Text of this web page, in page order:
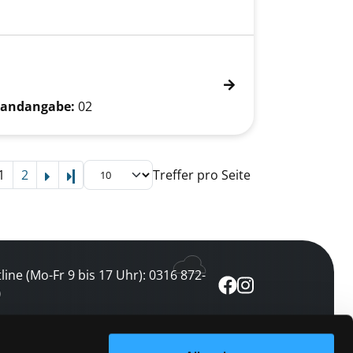
02
2 Letzte Seite Treffer pro Seite
(Mo-Fr 9 bis 17 Uhr): 0316 872-